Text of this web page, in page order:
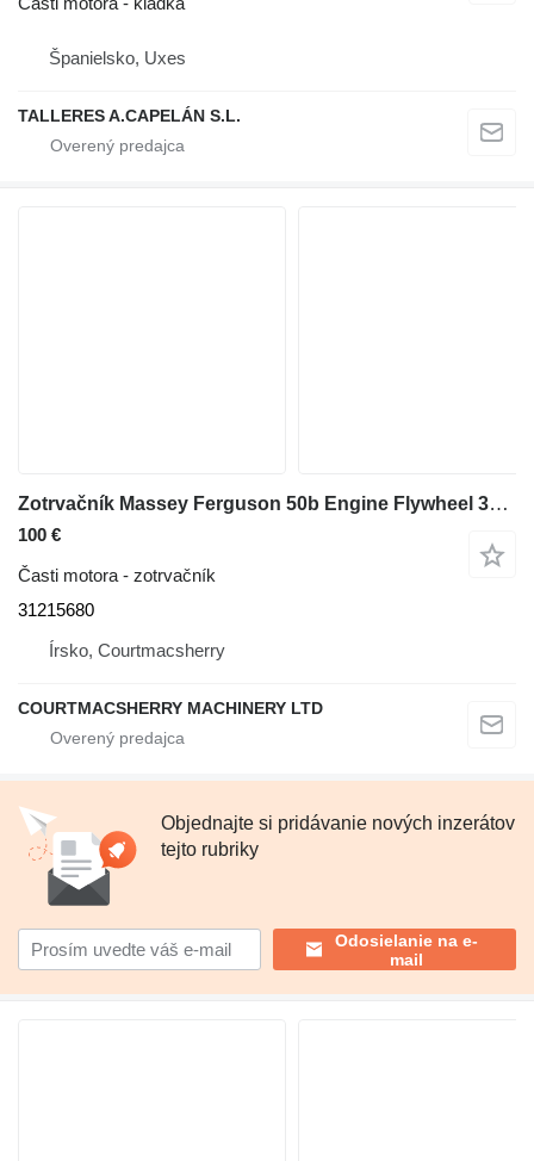
Španielsko, Uxes
TALLERES A.CAPELÁN S.L.
Zotrvačník Massey Ferguson 50b Engine Flywheel 31215680 na rýpadla-nakladača Massey Ferguson 50b
100 €
Časti motora - zotrvačník
31215680
Írsko, Courtmacsherry
COURTMACSHERRY MACHINERY LTD
Objednajte si pridávanie nových inzerátov
tejto rubriky
Odosielanie na e-
mail